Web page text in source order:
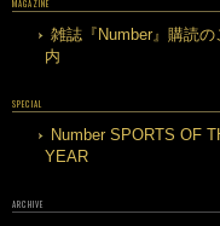
MAGAZINE
雑誌『Number』購読の
内
SPECIAL
Number SPORTS OF
YEAR
ARCHIVE